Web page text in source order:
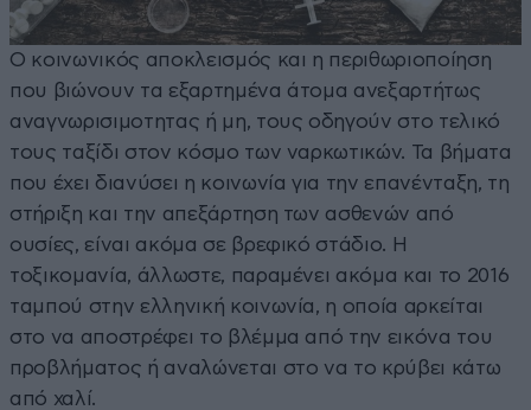
Ο κοινωνικός αποκλεισμός και η περιθωριοποίηση
που βιώνουν τα εξαρτημένα άτομα ανεξαρτήτως
αναγνωρισιμοτητας ή μη, τους οδηγούν στο τελικό
τους ταξίδι στον κόσμο των ναρκωτικών. Τα βήματα
που έχει διανύσει η κοινωνία για την επανένταξη, τη
στήριξη και την απεξάρτηση των ασθενών από
ουσίες, είναι ακόμα σε βρεφικό στάδιο. Η
τοξικομανία, άλλωστε, παραμένει ακόμα και το 2016
ταμπού στην ελληνική κοινωνία, η οποία αρκείται
στο να αποστρέφει το βλέμμα από την εικόνα του
προβλήματος ή αναλώνεται στο να το κρύβει κάτω
από χαλί.